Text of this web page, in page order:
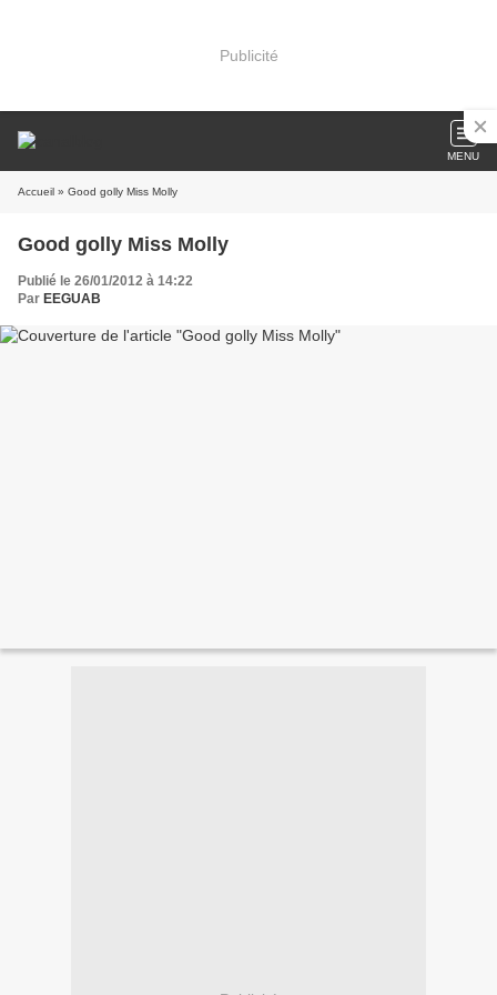
Publicité
MENU
Accueil » Good golly Miss Molly
Good golly Miss Molly
Publié le 26/01/2012 à 14:22
Par EEGUAB